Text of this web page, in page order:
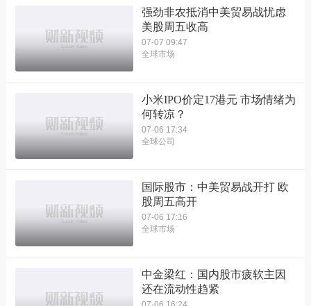
强劲非农抵消中美贸易战忧虑
美股周五收高
07-07 09:47
全球市场
小米IPO价定17港元 市场情绪为
何转凉？
07-06 17:34
全球公司
国际股市：中美贸易战开打 欧
股周五高开
07-06 17:16
全球市场
中金梁红：国内股市疲软主因
还在流动性趋紧